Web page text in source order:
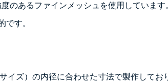
のあるファインメッシュを使用しています
す。
イズ）の内径に合わせた寸法で製作してお